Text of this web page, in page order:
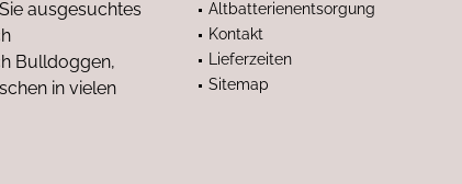
ausgesuchtes
Bulldoggen,
in vielen
Altbatterienentsorgung
Kontakt
Lieferzeiten
Sitemap